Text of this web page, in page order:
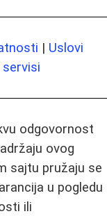
| Uslovi
odgovornost
ovog
sajtu pružaju se
u pogledu
ili